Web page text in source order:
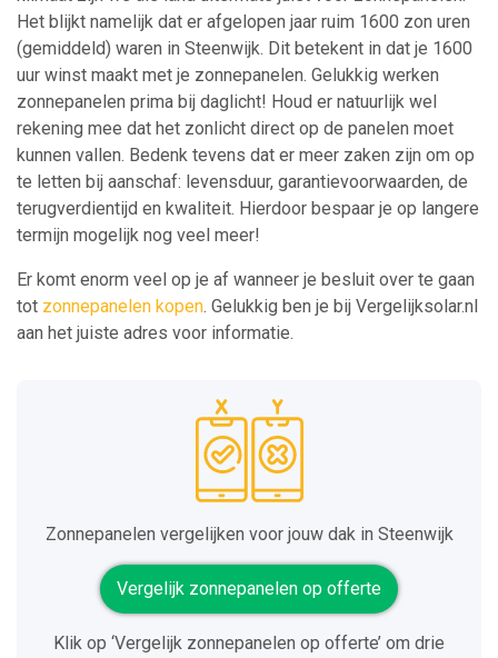
Het blijkt namelijk dat er afgelopen jaar ruim 1600 zon uren
(gemiddeld) waren in Steenwijk. Dit betekent in dat je 1600
uur winst maakt met je zonnepanelen. Gelukkig werken
zonnepanelen prima bij daglicht! Houd er natuurlijk wel
rekening mee dat het zonlicht direct op de panelen moet
kunnen vallen. Bedenk tevens dat er meer zaken zijn om op
te letten bij aanschaf: levensduur, garantievoorwaarden, de
terugverdientijd en kwaliteit. Hierdoor bespaar je op langere
termijn mogelijk nog veel meer!
Er komt enorm veel op je af wanneer je besluit over te gaan
tot zonnepanelen kopen. Gelukkig ben je bij Vergelijksolar.nl
aan het juiste adres voor informatie.
Zonnepanelen vergelijken voor jouw dak in Steenwijk
Vergelijk zonnepanelen op offerte
Klik op ‘Vergelijk zonnepanelen op offerte’ om drie